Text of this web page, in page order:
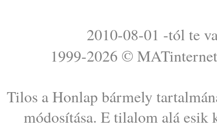
2010-08-01 -tól te
1999-2026 © MATinternet
Tilos a Honlap bármely
módosítása. E tilalom alá esik